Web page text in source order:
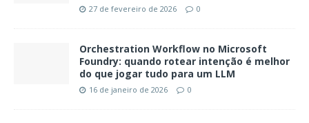
27 de fevereiro de 2026 0
Orchestration Workflow no Microsoft
Foundry: quando rotear intenção é melhor
do que jogar tudo para um LLM
16 de janeiro de 2026 0